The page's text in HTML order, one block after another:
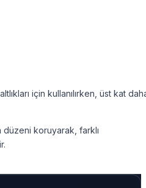
için kullanılırken, üst kat
düzeni koruyarak, farklı